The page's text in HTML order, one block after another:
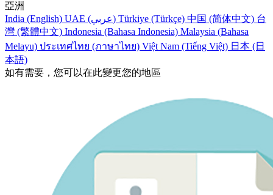
亞洲
India (English)
UAE (عربي) Türkiye (Türkçe) 中国 (简体中文) 台
灣 (繁體中文) Indonesia (Bahasa Indonesia) Malaysia (Bahasa
Melayu) ประเทศไทย (ภาษาไทย) Việt Nam (Tiếng Việt) 日本 (日
本語)
如有需要，您可以在此變更您的地區